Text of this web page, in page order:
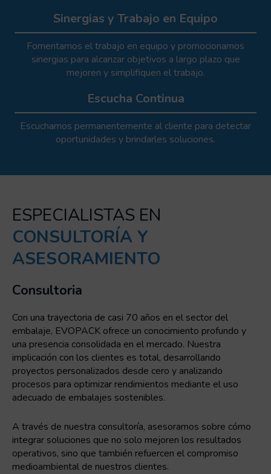
Sinergias y Trabajo en Equipo
Fomentamos el trabajo en equipo y promocionamos
sinergias para alcanzar objetivos a largo plazo que
mejoren y simplifiquen el trabajo.
Escucha Continua
Escuchamos permanentemente al cliente para detectar
oportunidades y brindarles soluciones.
ESPECIALISTAS EN
CONSULTORÍA Y
ASESORAMIENTO
Consultoria
Con una trayectoria de casi 70 años en el sector del
embalaje, EVOPACK ofrece un conocimiento profundo y
una presencia consolidada en el mercado. Nuestra
implicación con los clientes es total, desarrollando
proyectos personalizados desde cero y analizando
procesos para optimizar rendimientos mediante el uso
adecuado de embalajes sostenibles.
A través de nuestra consultoría, asesoramos sobre cómo
integrar soluciones que no solo mejoren los resultados
operativos, sino que también refuercen el compromiso
medioambiental de nuestros clientes.